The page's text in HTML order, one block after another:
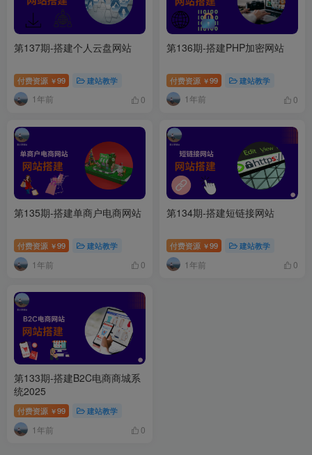
第137期-搭建个人云盘网站
付费资源 ￥99 建站教学
1年前 0
第136期-搭建PHP加密网站
付费资源 ￥99 建站教学
1年前 0
第135期-搭建单商户电商网站
付费资源 ￥99 建站教学
1年前 0
第134期-搭建短链接网站
付费资源 ￥99 建站教学
1年前 0
第133期-搭建B2C电商商城系
统2025
付费资源 ￥99 建站教学
1年前 0